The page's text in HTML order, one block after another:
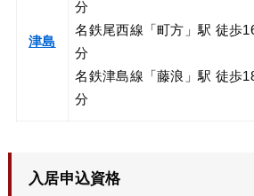
津島
分
名鉄尾西線「町方」駅 徒歩
分
名鉄津島線「藤浪」駅 徒歩
分
入居申込資格